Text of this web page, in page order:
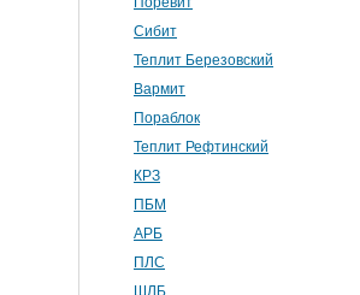
Сибит
Теплит Березовский
Вармит
Пораблок
Теплит Рефтинский
КРЗ
ПБМ
АРБ
ПЛС
ШЛБ